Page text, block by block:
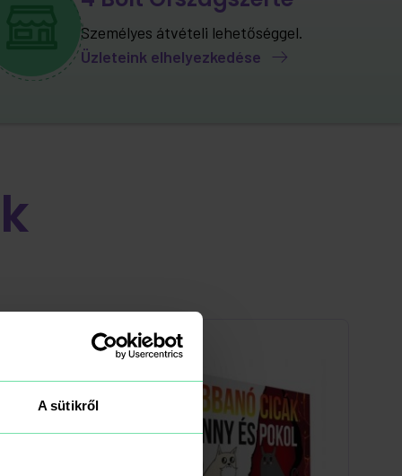
A sütikről
Személyes átvételi lehetőséggel.
Üzleteink elhelyezkedése